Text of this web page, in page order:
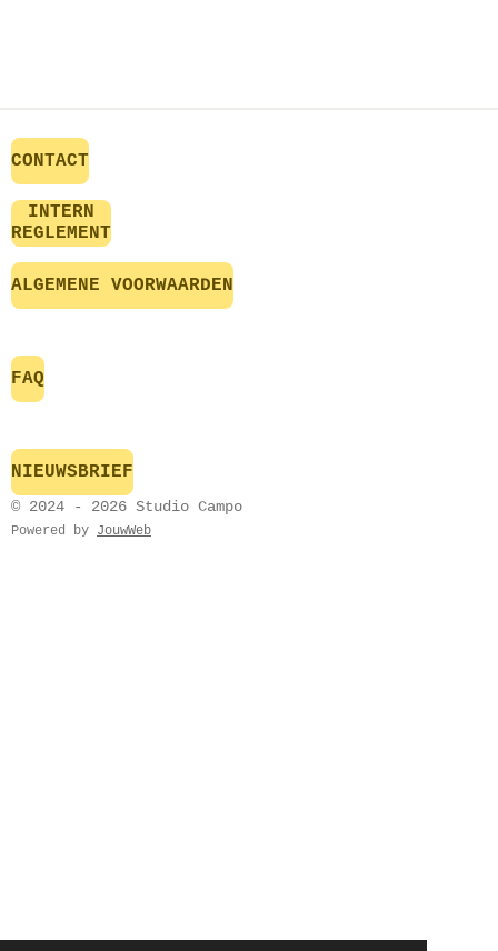
CONTACT
INTERN
REGLEMENT
ALGEMENE VOORWAARDEN
FAQ
NIEUWSBRIEF
© 2024 - 2026 Studio Campo
Powered by JouwWeb